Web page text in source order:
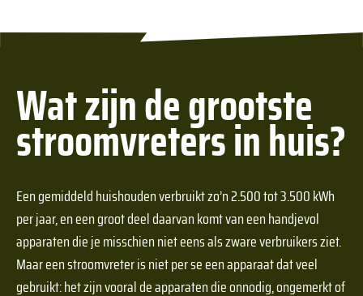
Hoe zit het met garantie op jullie thuisbatterijen?
Kan ik mijn thuisbatterij uitbreiden?
Wat zijn de grootste
stroomvreters in huis?
Een gemiddeld huishouden verbruikt zo’n 2.500 tot 3.500 kWh
per jaar, en een groot deel daarvan komt van een handjevol
apparaten die je misschien niet eens als zware verbruikers ziet.
Maar een stroomvreter is niet per se een apparaat dat veel
gebruikt: het zijn vooral de apparaten die onnodig, ongemerkt of